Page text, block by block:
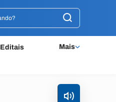
Editais Mais